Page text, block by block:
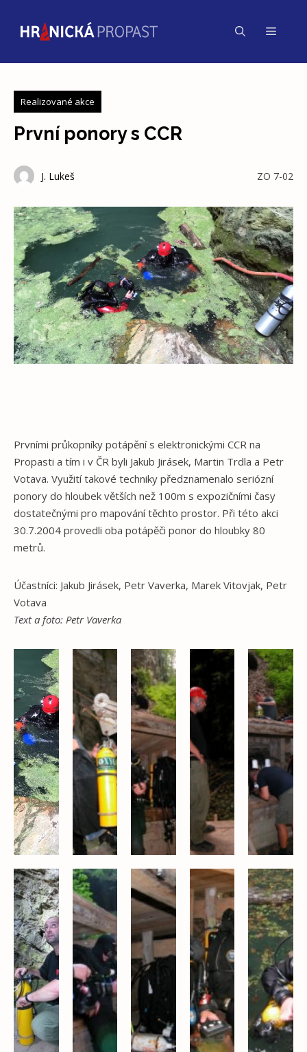
obsah
Menu
Realizované akce
První ponory s CCR
J. Lukeš ZO 7-02
Prvními průkopníky potápění s elektronickými CCR na
Propasti a tím i v ČR byli Jakub Jirásek, Martin Trdla a Petr
Votava. Využití takové techniky předznamenalo seriózní
ponory do hloubek větších než 100m s expozičními časy
dostatečnými pro mapování těchto prostor. Při této akci
30.7.2004 provedli oba potápěči ponor do hloubky 80
metrů.
Účastníci: Jakub Jirásek, Petr Vaverka, Marek Vitovjak, Petr
Votava
Text a foto: Petr Vaverka